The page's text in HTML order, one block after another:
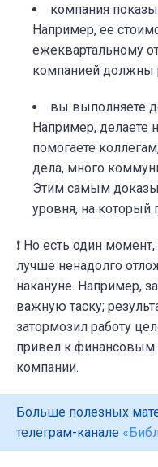
компания
Например, ее
ежеквартальному
компанией должны
вы выполняете
Например, делаете
помогаете
дела, много
Этим самым
уровня, на который
❗ Но есть один
лучше ненадолго
накануне. Например,
важную таску;
затормозил работу
привел к финансовым
компании.
Больше полезных
телеграм-канале